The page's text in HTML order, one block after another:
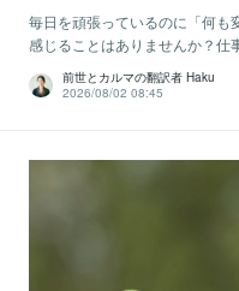
毎日を頑張っているのに「何も
感じることはありませんか？仕
前世とカルマの翻訳者 Haku
2026/08/02 08:45